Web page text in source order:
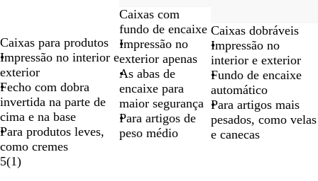
Caixas para produtos
Impressão no interior e
exterior
Fecho com dobra
invertida na parte de
cima e na base
Para produtos leves,
como cremes
5(1)
Caixas com
fundo de encaixe
Impressão no
exterior apenas
As abas de
encaixe para
maior segurança
Para artigos de
peso médio
Caixas dobráveis
Impressão no
interior e exterior
Fundo de encaixe
automático
Para artigos mais
pesados, como velas
e canecas